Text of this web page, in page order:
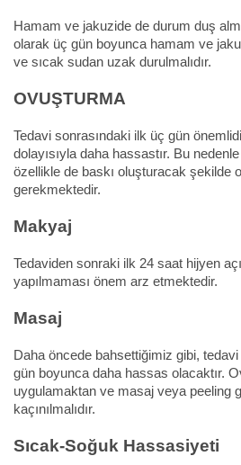
Hamam ve jakuzide de durum duş
olarak üç gün boyunca hamam ve
ve sıcak sudan uzak durulmalıdır.
OVUŞTURMA
Tedavi sonrasındaki ilk üç gün
dolayısıyla daha hassastır. Bu
özellikle de baskı oluşturacak şekilde
gerekmektedir.
Makyaj
Tedaviden sonraki ilk 24 saat hijyen
yapılmaması önem arz etmektedir.
Masaj
Daha öncede bahsettiğimiz gibi,
gün boyunca daha hassas olacaktır.
uygulamaktan ve masaj veya peeling
kaçınılmalıdır.
Sıcak-Soğuk Hassasiyeti